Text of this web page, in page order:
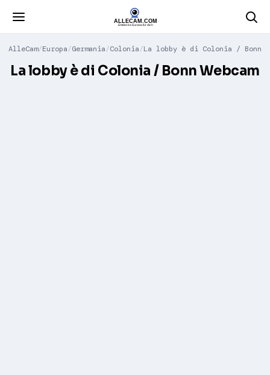
AlleCam Europa Germania Colonia La lobby è di Colonia / Bonn
La lobby è di Colonia / Bonn Webcam